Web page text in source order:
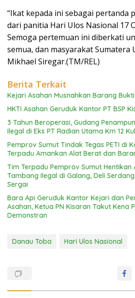
“Ikat kepada ini sebagai pertanda
dari panitia Hari Ulos Nasional 17
Semoga pertemuan ini diberkati
semua, dan masyarakat Sumatera
Mikhael Siregar.(TM/REL)
Berita Terkait
Kejari Asahan Musnahkan Barang
HKTI Asahan Geruduk Kantor PT BSP
3 Tahun Beroperasi, Gudang
Ilegal di Eks PT Radian Utama Km 12
Pemprov Sumut Tindak Tegas PETI di
Terpadu Amankan Alat Berat dan
Tim Terpadu Pemprov Sumut Hentikan
Tambang Ilegal di Galang, Deli
Sergai
Bara Api Geruduk Kantor Kejari dan
Asahan, Ketua PN Kisaran Takut Kena
Demonstran
Danau Toba Hari Ulos Nasional